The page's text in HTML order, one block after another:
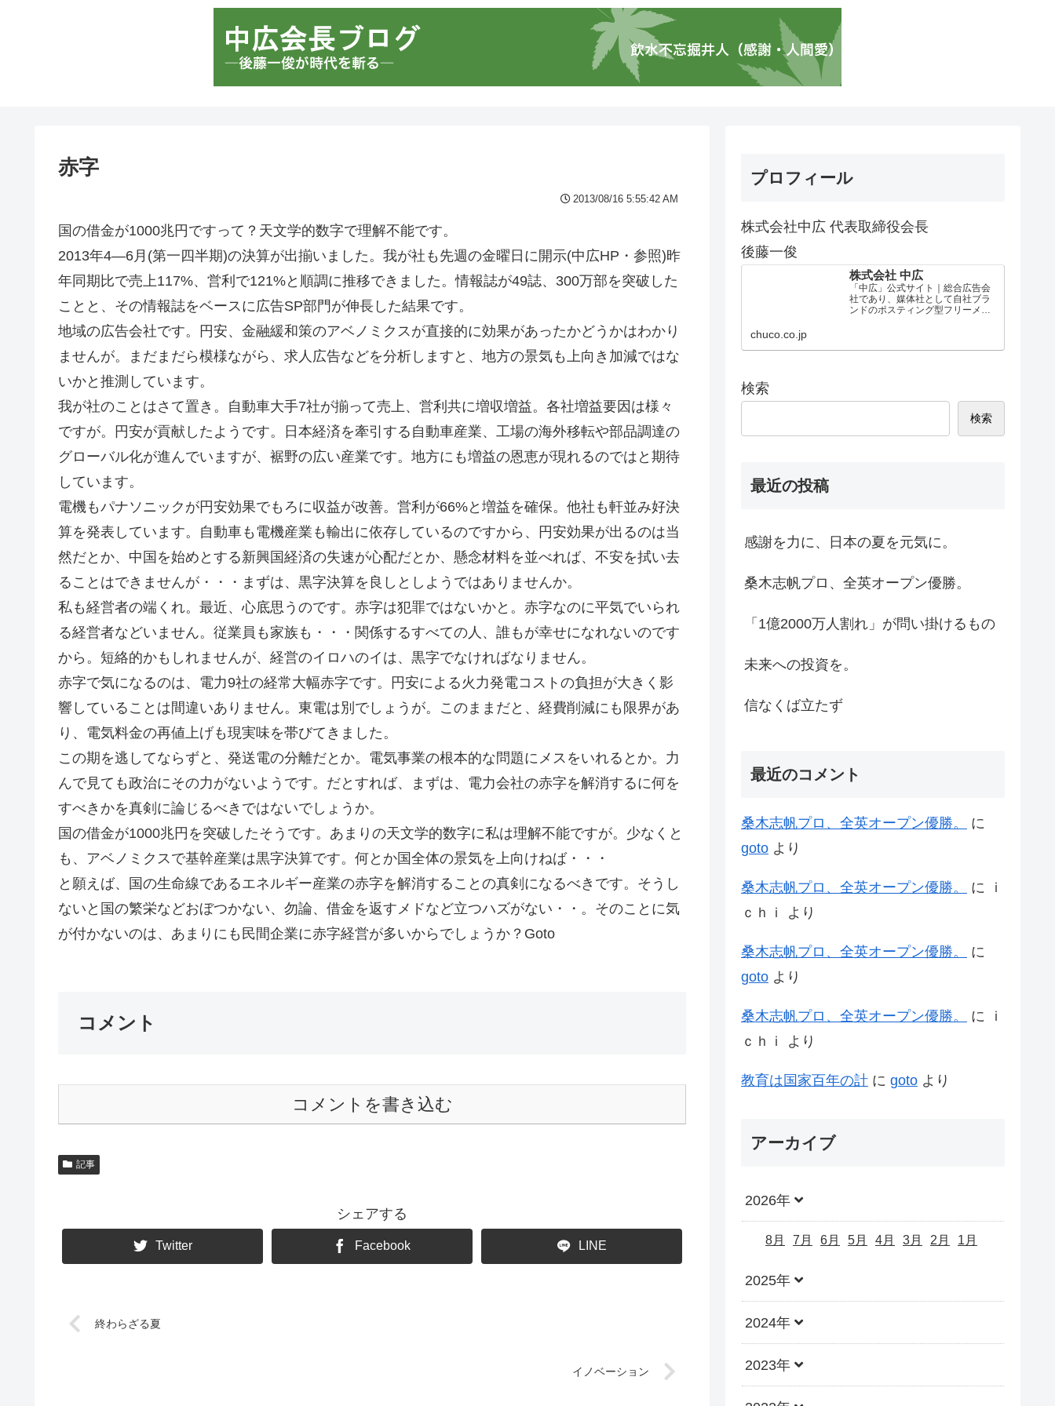
赤字
2013/08/16 5:55:42 AM
国の借金が1000兆円ですって？天文学的数字で理解不能です。
2013年4—6月(第一四半期)の決算が出揃いました。我が社も先週の金曜日に開示(中広HP・参照)昨
年同期比で売上117%、営利で121%と順調に推移できました。情報誌が49誌、300万部を突破した
ことと、その情報誌をベースに広告SP部門が伸長した結果です。
地域の広告会社です。円安、金融緩和策のアベノミクスが直接的に効果があったかどうかはわかり
ませんが。まだまだら模様ながら、求人広告などを分析しますと、地方の景気も上向き加減ではな
いかと推測しています。
我が社のことはさて置き。自動車大手7社が揃って売上、営利共に増収増益。各社増益要因は様々
ですが。円安が貢献したようです。日本経済を牽引する自動車産業、工場の海外移転や部品調達の
グローバル化が進んでいますが、裾野の広い産業です。地方にも増益の恩恵が現れるのではと期待
しています。
電機もパナソニックが円安効果でもろに収益が改善。営利が66%と増益を確保。他社も軒並み好決
算を発表しています。自動車も電機産業も輸出に依存しているのですから、円安効果が出るのは当
然だとか、中国を始めとする新興国経済の失速が心配だとか、懸念材料を並べれば、不安を拭い去
ることはできませんが・・・まずは、黒字決算を良しとしようではありませんか。
私も経営者の端くれ。最近、心底思うのです。赤字は犯罪ではないかと。赤字なのに平気でいられ
る経営者などいません。従業員も家族も・・・関係するすべての人、誰もが幸せになれないのです
から。短絡的かもしれませんが、経営のイロハのイは、黒字でなければなりません。
赤字で気になるのは、電力9社の経常大幅赤字です。円安による火力発電コストの負担が大きく影
響していることは間違いありません。東電は別でしょうが。このままだと、経費削減にも限界があ
り、電気料金の再値上げも現実味を帯びてきました。
この期を逃してならずと、発送電の分離だとか。電気事業の根本的な問題にメスをいれるとか。力
んで見ても政治にその力がないようです。だとすれば、まずは、電力会社の赤字を解消するに何を
すべきかを真剣に論じるべきではないでしょうか。
国の借金が1000兆円を突破したそうです。あまりの天文学的数字に私は理解不能ですが。少なくと
も、アベノミクスで基幹産業は黒字決算です。何とか国全体の景気を上向けねば・・・
と願えば、国の生命線であるエネルギー産業の赤字を解消することの真剣になるべきです。そうし
ないと国の繁栄などおぼつかない、勿論、借金を返すメドなど立つハズがない・・。そのことに気
が付かないのは、あまりにも民間企業に赤字経営が多いからでしょうか？Goto
コメント
コメントを書き込む
記事
シェアする
Twitter Facebook LINE
終わらざる夏
イノベーション
プロフィール
株式会社中広 代表取締役会長
後藤一俊
株式会社 中広
「中広」公式サイト｜総合広告会
社であり、媒体社として自社ブラ
ンドのポスティング型フリーメデ
chuco.co.jp
検索
検索
最近の投稿
感謝を力に、日本の夏を元気に。
桑木志帆プロ、全英オープン優勝。
「1億2000万人割れ」が問い掛けるもの
未来への投資を。
信なくば立たず
最近のコメント
桑木志帆プロ、全英オープン優勝。
に
goto より
桑木志帆プロ、全英オープン優勝。 に
ｉ
ｃｈｉ
より
桑木志帆プロ、全英オープン優勝。
に
goto より
桑木志帆プロ、全英オープン優勝。 に
ｉ
ｃｈｉ
より
教育は国家百年の計 に goto より
アーカイブ
2026年
8月 7月 6月 5月 4月 3月 2月 1月
2025年
2024年
2023年